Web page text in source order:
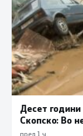
Десет
Скопско: Во
пред 1 ч.